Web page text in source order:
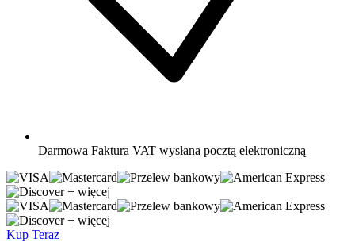
Darmowa Faktura VAT wysłana pocztą elektroniczną
+ więcej
+ więcej
Kup Teraz